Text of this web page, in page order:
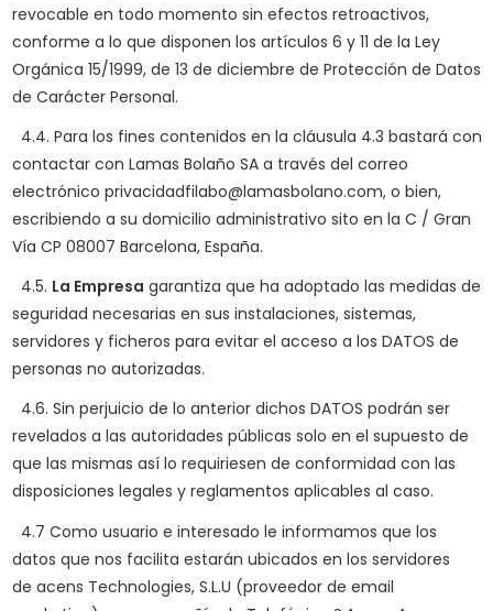
revocable en todo momento sin efectos retroactivos,
conforme a lo que disponen los artículos 6 y 11 de la Ley
Orgánica 15/1999, de 13 de diciembre de Protección de Datos
de Carácter Personal.
4.4. Para los fines contenidos en la cláusula 4.3 bastará con
contactar con Lamas Bolaño SA a través del correo
electrónico privacidadfilabo@lamasbolano.com, o bien,
escribiendo a su domicilio administrativo sito en la C / Gran
Vía CP 08007 Barcelona, España.
4.5. La Empresa garantiza que ha adoptado las medidas de
seguridad necesarias en sus instalaciones, sistemas,
servidores y ficheros para evitar el acceso a los DATOS de
personas no autorizadas.
4.6. Sin perjuicio de lo anterior dichos DATOS podrán ser
revelados a las autoridades públicas solo en el supuesto de
que las mismas así lo requiriesen de conformidad con las
disposiciones legales y reglamentos aplicables al caso.
4.7 Como usuario e interesado le informamos que los
datos que nos facilita estarán ubicados en los servidores
de acens Technologies, S.L.U (proveedor de email